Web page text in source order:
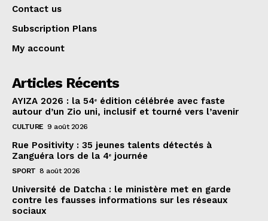
Contact us
Subscription Plans
My account
Articles Récents
AYIZA 2026 : la 54ᵉ édition célébrée avec faste
autour d’un Zio uni, inclusif et tourné vers l’avenir
CULTURE 9 août 2026
Rue Positivity : 35 jeunes talents détectés à
Zanguéra lors de la 4ᵉ journée
SPORT 8 août 2026
Université de Datcha : le ministère met en garde
contre les fausses informations sur les réseaux
sociaux